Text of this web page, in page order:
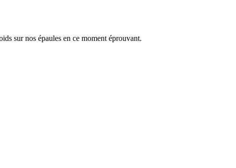
sur nos épaules en ce moment éprouvant.